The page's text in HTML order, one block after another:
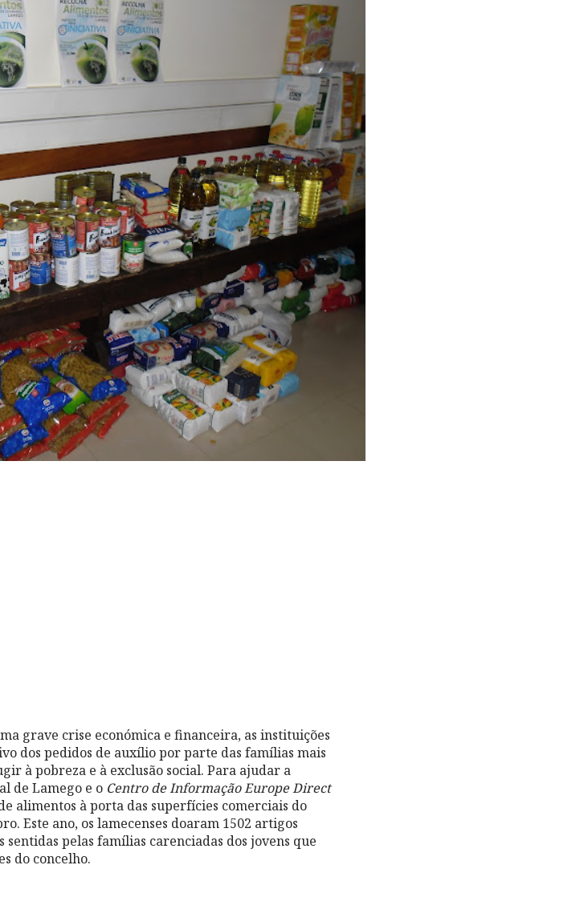
grave crise económica e financeira, as instituições
dos pedidos de auxílio por parte das famílias mais
à pobreza e à exclusão social. Para ajudar a
de Lamego e o Centro de Informação Europe Direct
alimentos à porta das superfícies comerciais do
Este ano, os lamecenses doaram 1502 artigos
pelas famílias carenciadas dos jovens que
do concelho.